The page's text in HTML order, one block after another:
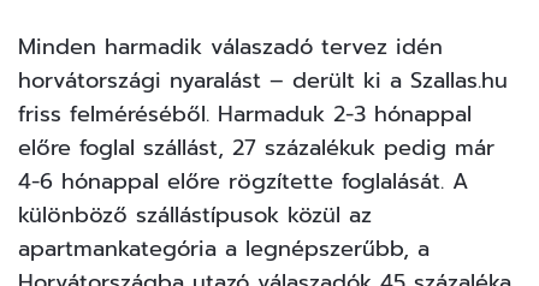
Minden harmadik válaszadó tervez idén
horvátországi nyaralást – derült ki a Szallas.hu
friss felméréséből. Harmaduk 2-3 hónappal
előre foglal szállást, 27 százalékuk pedig már
4-6 hónappal előre rögzítette foglalását. A
különböző szállástípusok közül az
apartmankategória a legnépszerűbb, a